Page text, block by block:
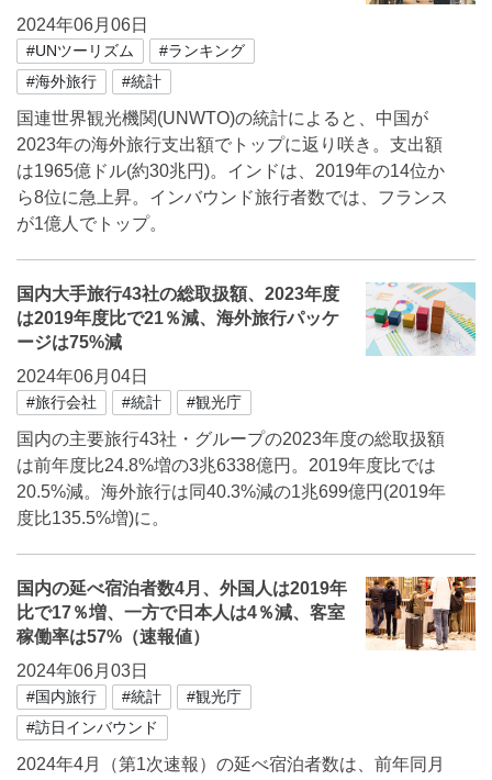
2024年06月06日
#UNツーリズム
#ランキング
#海外旅行
#統計
国連世界観光機関(UNWTO)の統計によると、中国が
2023年の海外旅行支出額でトップに返り咲き。支出額
は1965億ドル(約30兆円)。インドは、2019年の14位か
ら8位に急上昇。インバウンド旅行者数では、フランス
が1億人でトップ。
国内大手旅行43社の総取扱額、2023年度
は2019年度比で21％減、海外旅行パッケ
ージは75%減
2024年06月04日
#旅行会社 #統計 #観光庁
国内の主要旅行43社・グループの2023年度の総取扱額
は前年度比24.8%増の3兆6338億円。2019年度比では
20.5%減。海外旅行は同40.3%減の1兆699億円(2019年
度比135.5%増)に。
国内の延べ宿泊者数4月、外国人は2019年
比で17％増、一方で日本人は4％減、客室
稼働率は57%（速報値）
2024年06月03日
#国内旅行 #統計
#観光庁
#訪日インバウンド
2024年4月（第1次速報）の延べ宿泊者数は、前年同月